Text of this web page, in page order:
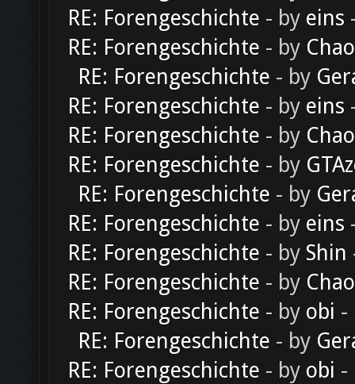
RE: Forengeschichte - by eins
RE: Forengeschichte - by
RE: Forengeschichte - by
RE: Forengeschichte - by eins
RE: Forengeschichte - by
RE: Forengeschichte - by
RE: Forengeschichte - by
RE: Forengeschichte - by eins
RE: Forengeschichte - by Shin
RE: Forengeschichte - by
RE: Forengeschichte - by obi -
RE: Forengeschichte - by
RE: Forengeschichte - by obi -